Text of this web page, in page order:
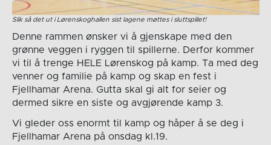
Slik så det ut i Lørenskoghallen sist lagene møttes i sluttspillet!
Denne rammen ønsker vi å gjenskape med den
grønne veggen i ryggen til spillerne. Derfor kommer
vi til å trenge HELE Lørenskog på kamp. Ta med deg
venner og familie på kamp og skap en fest i
Fjellhamar Arena. Gutta skal gi alt for seier og
dermed sikre en siste og avgjørende kamp 3.
Vi gleder oss enormt til kamp og håper å se deg i
Fjellhamar Arena på onsdag kl.19.